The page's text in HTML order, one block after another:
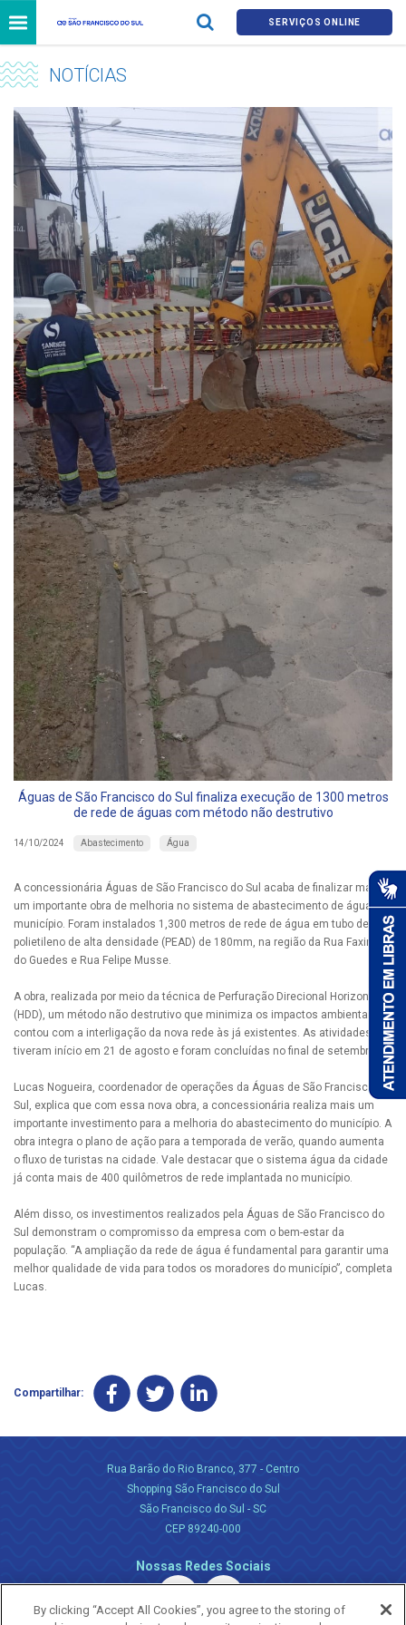
SERVIÇOS ONLINE
NOTÍCIAS
Águas de São Francisco do Sul finaliza execução de 1300 metros
de rede de águas com método não destrutivo
14/10/2024 Abastecimento Água
A concessionária Águas de São Francisco do Sul acaba de finalizar mais
um importante obra de melhoria no sistema de abastecimento de água do
município. Foram instalados 1,300 metros de rede de água em tubo de
polietileno de alta densidade (PEAD) de 180mm, na região da Rua Faxinal
do Guedes e Rua Felipe Musse.
A obra, realizada por meio da técnica de Perfuração Direcional Horizontal
(HDD), um método não destrutivo que minimiza os impactos ambientais,
contou com a interligação da nova rede às já existentes. As atividades
tiveram início em 21 de agosto e foram concluídas no final de setembro.
Lucas Nogueira, coordenador de operações da Águas de São Francisco do
Sul, explica que com essa nova obra, a concessionária realiza mais um
importante investimento para a melhoria do abastecimento do município. A
obra integra o plano de ação para a temporada de verão, quando aumenta
o fluxo de turistas na cidade. Vale destacar que o sistema água da cidade
já conta mais de 400 quilômetros de rede implantada no município.
Além disso, os investimentos realizados pela Águas de São Francisco do
Sul demonstram o compromisso da empresa com o bem-estar da
população. “A ampliação da rede de água é fundamental para garantir uma
melhor qualidade de vida para todos os moradores do município”, completa
Lucas.
Compartilhar:
Rua Barão do Rio Branco, 377 - Centro
Shopping São Francisco do Sul
São Francisco do Sul - SC
CEP 89240-000
Nossas Redes Sociais
By clicking “Accept All Cookies”, you agree to the storing of